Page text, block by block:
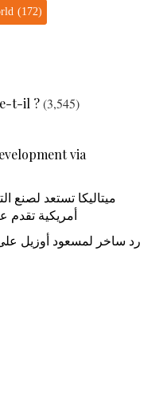
(172)
t-il ?(3,545)
via
ميتاليكا تستعد لصنع
أمريكية تقدم
رد ساخر لمسعود أوزيل